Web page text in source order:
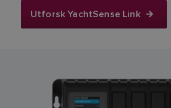
Utforsk YachtSense Link